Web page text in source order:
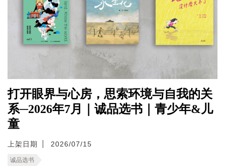
打开眼界与心房，思索环境与自我的关
系─2026年7月｜诚品选书｜青少年&儿
童
上架日期 2026/07/15
诚品选书